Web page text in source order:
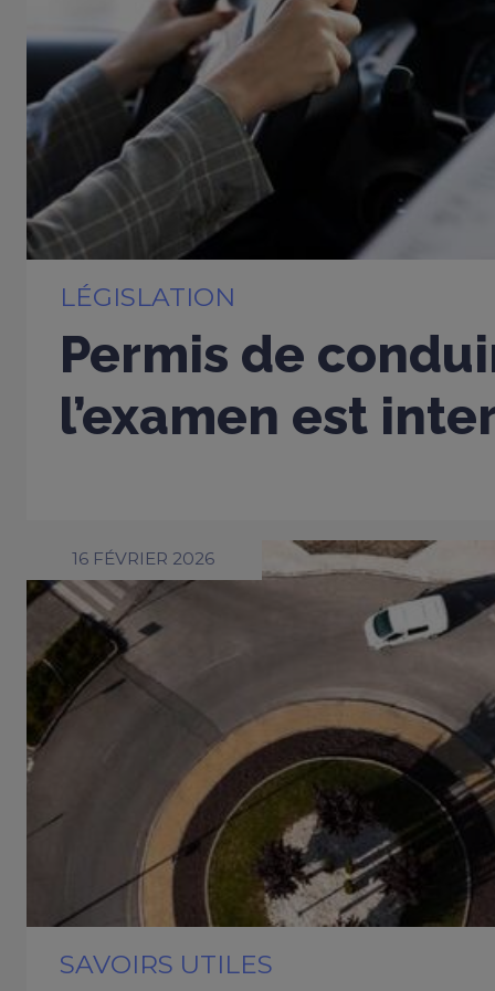
LÉGISLATION
Permis de
l’examen est
16 FÉVRIER 2026
SAVOIRS UTILES